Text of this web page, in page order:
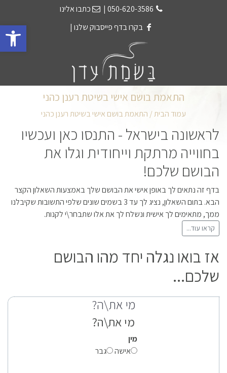
050-620-3586
|
כתבו אלינו
בקרו בדף פייסבוק שלנו |
התאמת בושם אישי בשיטת רענן כהני
עמוד הבית/ התאמת בושם אישי בשיטת רענן כהני
לראשונה בישראל - התנסו כאן ועכשיו
בחווייה מרתקת וייחודית וגלו את
הבושם שלכם!
בדף זה נתאים לך באופן אישי את הבושם שלך באמצעות השאלון הקצר
הבא. בתום השאלון, נציג לך עד 3 בשמים שונים שלפי התשובות שקיבלנו
ממך, מתאימים לך אישית ונשלח לך את אלו שתבחר\י לקנות.
קראו עוד...
אז בואו נגלה יחד מהו הבושם
שלכם...
מי את\ה?
מי את\ה?
מין
אישה
גבר